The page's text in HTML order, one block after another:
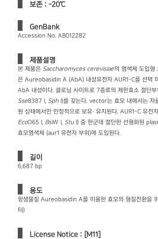
보존 : -20℃
GenBank
Accession No. AB012282
제품설명
본 제품은 Saccharomyces cerevisiae의 염색체 도입
은 Aureobasidin A (AbA) 내성유전자 AUR1-C를 선택
AbA 내성이다. 클로닝 사이트로 7종류의 제한효소 절단부
Sse8387 I, Sph I)를 갖는다. vector는 효모 내에서는 자
된 상태에서만 안정적으로 보유· 유지된다. AUR1-C 유전
EcoO65 I, BsiW I, StuI) 중 한군데 절단한 선형화된
효모염색체 (aur1 유전자 부위)에 도입된다.
길이
6,687 bp
용도
항생물질 Aureobasidin A를 이용한 효모의 형질전환을
터)
License Notice : [M11]